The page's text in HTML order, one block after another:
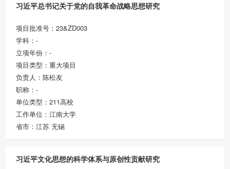
习近平总书记关于党的自我革命战略思想研究
项目批准号：23&ZD003
学科：-
立项年份：-
项目类型：重大项目
负责人：陈松友
职称：-
单位类型：211高校
工作单位：江南大学
省市：江苏 无锡
习近平文化思想的科学体系与原创性贡献研究